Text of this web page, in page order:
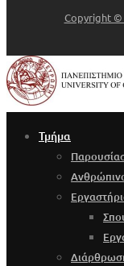
Copyright ©
Τμήμα